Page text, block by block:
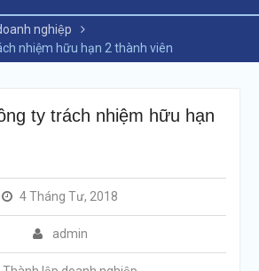
nghiệp
nhiệm hữu hạn 2 thành viên
ty trách nhiệm hữu hạn
4 Tháng Tư, 2018
admin